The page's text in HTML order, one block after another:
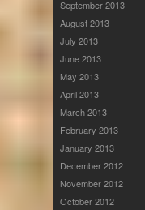
September 2013
August 2013
July 2013
June 2013
May 2013
April 2013
March 2013
February 2013
January 2013
December 2012
November 2012
October 2012